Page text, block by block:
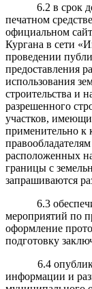
6.2 в срок
печатном
официальном
Кургана в сети
проведении
предоставления
использования
строительства и
разрешенного
участков,
применительно к
расположенных
границы с
запрашиваются
6.3
мероприятий по
оформление
подготовку
6.4
информации и